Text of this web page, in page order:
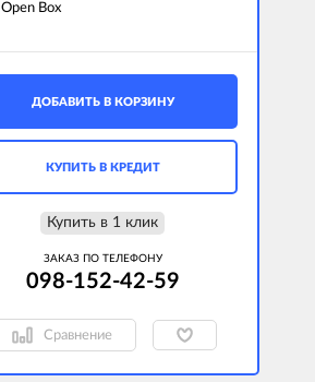
Open Box
ДОБАВИТЬ В КОРЗИНУ
КУПИТЬ В КРЕДИТ
Купить в 1 клик
ЗАКАЗ ПО ТЕЛЕФОНУ
098-152-42-59
Сравнение